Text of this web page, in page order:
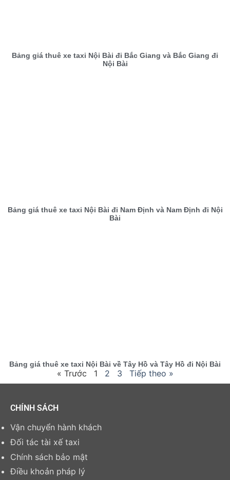
Bảng giá thuê xe taxi Nội Bài đi Bắc Giang và Bắc Giang đi
Nội Bài
Bảng giá thuê xe taxi Nội Bài đi Nam Định và Nam Định đi Nội
Bài
Bảng giá thuê xe taxi Nội Bài về Tây Hồ và Tây Hồ đi Nội Bài
« Trước 1 2 3 Tiếp theo »
CHÍNH SÁCH
Vận chuyển hành khách
Đối tác tài xế taxi
Chính sách bảo mật
Điều khoản pháp lý